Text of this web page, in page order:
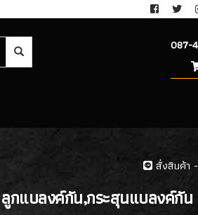
087-
สั่งสินค้า
ลูกแบลงค์กัน,กระสุนแบลงค์กัน